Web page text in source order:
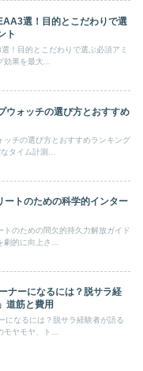
選！目的とこだわりで選
ト
！目的とこだわりで選ぶ必須アミ
果を最大...
ウォッチの選び方とおすすめ
ッチの選び方とおすすめランキング
タイム計測...
ートのための科学的インター
のための間欠的持久力解放ガイド
的に向上さ...
ナーになるには？脱サラ経
道筋と費用
になるには？脱サラ経験者が語る
モヤモヤ、ト...